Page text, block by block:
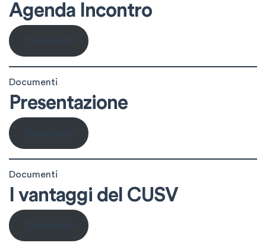
Agenda Incontro
Documenti
Presentazione
Documenti
I vantaggi del CUSV